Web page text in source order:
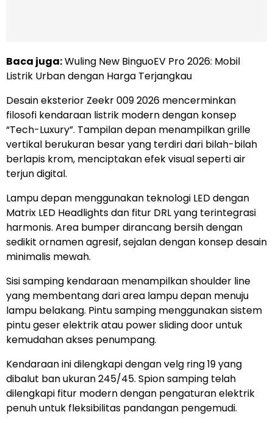
Baca juga:Wuling New BinguoEV Pro 2026: Mobil
Listrik Urban dengan Harga Terjangkau
Desain eksterior Zeekr 009 2026 mencerminkan
filosofi kendaraan listrik modern dengan konsep
“Tech-Luxury”. Tampilan depan menampilkan grille
vertikal berukuran besar yang terdiri dari bilah-bilah
berlapis krom, menciptakan efek visual seperti air
terjun digital.
Lampu depan menggunakan teknologi LED dengan
Matrix LED Headlights dan fitur DRL yang terintegrasi
harmonis. Area bumper dirancang bersih dengan
sedikit ornamen agresif, sejalan dengan konsep desain
minimalis mewah.
Sisi samping kendaraan menampilkan shoulder line
yang membentang dari area lampu depan menuju
lampu belakang. Pintu samping menggunakan sistem
pintu geser elektrik atau power sliding door untuk
kemudahan akses penumpang.
Kendaraan ini dilengkapi dengan velg ring 19 yang
dibalut ban ukuran 245/45. Spion samping telah
dilengkapi fitur modern dengan pengaturan elektrik
penuh untuk fleksibilitas pandangan pengemudi.